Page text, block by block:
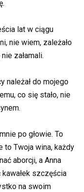
lat w ciągu
nie wiem, zależało
załamali.
należał do mojego
co się stało, nie
po głowie. To
to Twoja wina, każdy
aborcji, a Anna
kawałek szczęścia
na swoim